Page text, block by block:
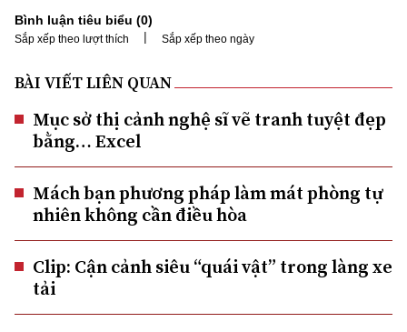
Bình luận tiêu biểu (0)
Sắp xếp theo lượt thích | Sắp xếp theo ngày
BÀI VIẾT LIÊN QUAN
Mục sở thị cảnh nghệ sĩ vẽ tranh tuyệt đẹp
bằng… Excel
Mách bạn phương pháp làm mát phòng tự
nhiên không cần điều hòa
Clip: Cận cảnh siêu “quái vật” trong làng xe
tải